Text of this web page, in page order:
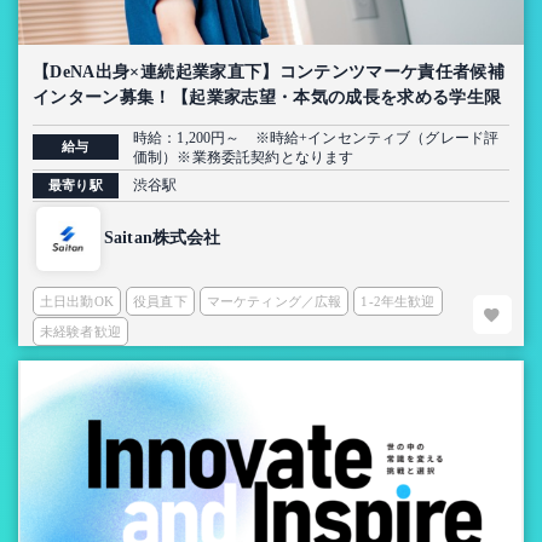
【DeNA出身×連続起業家直下】コンテンツマーケ責任者候補
インターン募集！【起業家志望・本気の成長を求める学生限
定】
給与
時給：1,200円～ ※時給+インセンティブ（グレード評
価制）※業務委託契約となります
最寄り駅 渋谷駅
Saitan株式会社
土日出勤OK 役員直下 マーケティング／広報 1-2年生歓迎
未経験者歓迎